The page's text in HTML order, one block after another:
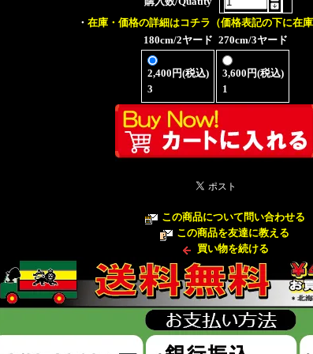
・ 在庫・価格の詳細はコチラ（価格表記の下に在
180cm/2ヤード 270cm/3ヤード
2,400円(税込)
3
3,600円(税込)
1
この商品について問い合わせる
この商品を友達に教える
買い物を続ける